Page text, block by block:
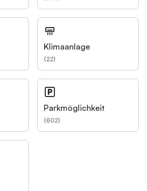
Klimaanlage
(22)
Parkmöglichkeit
(602)